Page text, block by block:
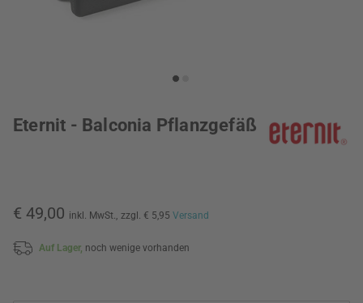
Eternit - Balconia Pflanzgefäß
€ 49,00 inkl. MwSt., zzgl. € 5,95 Versand
Auf Lager, noch wenige vorhanden